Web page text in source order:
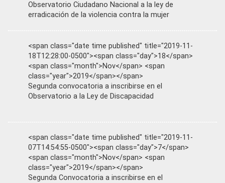
Observatorio Ciudadano Nacional a la ley de
erradicación de la violencia contra la mujer
<span class="date time published" title="2019-11-
18T12:28:00-0500"><span class="day">18</span>
<span class="month">Nov</span> <span
class="year">2019</span></span>
Segunda convocatoria a inscribirse en el
Observatorio a la Ley de Discapacidad
<span class="date time published" title="2019-11-
07T14:54:55-0500"><span class="day">7</span>
<span class="month">Nov</span> <span
class="year">2019</span></span>
Segunda Convocatoria a inscribirse en el